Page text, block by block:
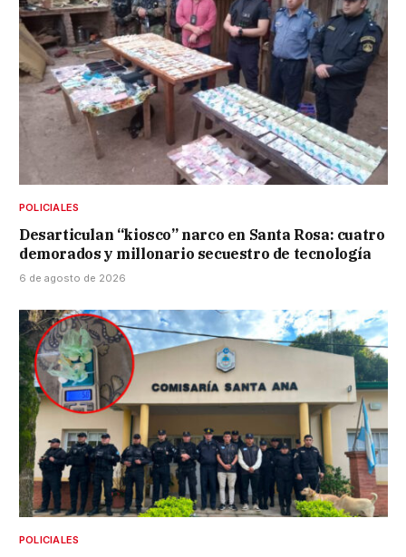
POLICIALES
Desarticulan “kiosco” narco en Santa Rosa: cuatro
demorados y millonario secuestro de tecnología
6 de agosto de 2026
POLICIALES